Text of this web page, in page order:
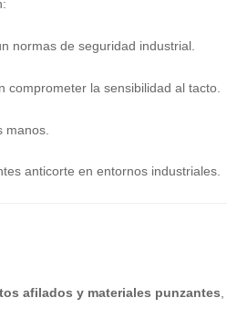
normas de seguridad industrial.
comprometer la sensibilidad al tacto.
manos.
anticorte en entornos industriales.
afilados y materiales punzantes